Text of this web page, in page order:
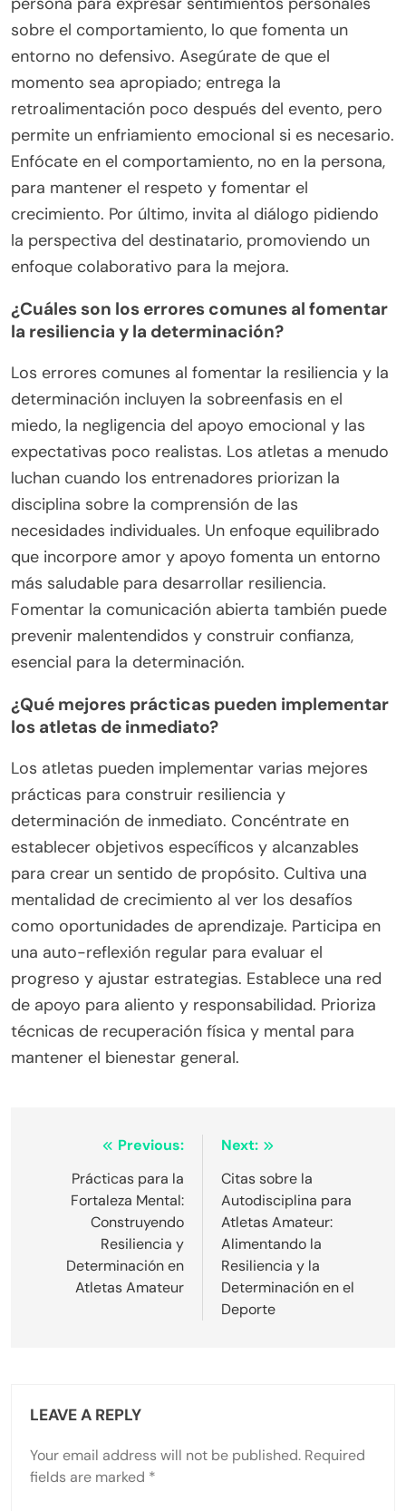
sobre el comportamiento, lo que fomenta un
entorno no defensivo. Asegúrate de que el
momento sea apropiado; entrega la
retroalimentación poco después del evento, pero
permite un enfriamiento emocional si es necesario.
Enfócate en el comportamiento, no en la persona,
para mantener el respeto y fomentar el
crecimiento. Por último, invita al diálogo pidiendo
la perspectiva del destinatario, promoviendo un
enfoque colaborativo para la mejora.
¿Cuáles son los errores comunes al fomentar
la resiliencia y la determinación?
Los errores comunes al fomentar la resiliencia y la
determinación incluyen la sobreenfasis en el
miedo, la negligencia del apoyo emocional y las
expectativas poco realistas. Los atletas a menudo
luchan cuando los entrenadores priorizan la
disciplina sobre la comprensión de las
necesidades individuales. Un enfoque equilibrado
que incorpore amor y apoyo fomenta un entorno
más saludable para desarrollar resiliencia.
Fomentar la comunicación abierta también puede
prevenir malentendidos y construir confianza,
esencial para la determinación.
¿Qué mejores prácticas pueden implementar
los atletas de inmediato?
Los atletas pueden implementar varias mejores
prácticas para construir resiliencia y
determinación de inmediato. Concéntrate en
establecer objetivos específicos y alcanzables
para crear un sentido de propósito. Cultiva una
mentalidad de crecimiento al ver los desafíos
como oportunidades de aprendizaje. Participa en
una auto-reflexión regular para evaluar el
progreso y ajustar estrategias. Establece una red
de apoyo para aliento y responsabilidad. Prioriza
técnicas de recuperación física y mental para
mantener el bienestar general.
navigation
Previous:
Prácticas para la
Fortaleza Mental:
Construyendo
Resiliencia y
Determinación en
Atletas Amateur
Next:
Citas sobre la
Autodisciplina para
Atletas Amateur:
Alimentando la
Resiliencia y la
Determinación en el
Deporte
LEAVE A REPLY
Your email address will not be published. Required
fields are marked *